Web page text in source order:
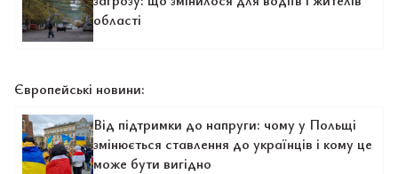
області
Європейські новини:
Від підтримки до напруги: чому у Польщі
змінюється ставлення до українців і кому це
може бути вигідно